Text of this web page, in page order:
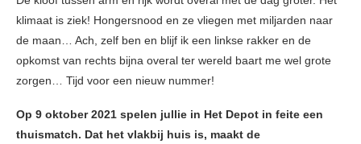
klimaat is ziek! Hongersnood en ze vliegen met miljarden naar
de maan… Ach, zelf ben en blijf ik een linkse rakker en de
opkomst van rechts bijna overal ter wereld baart me wel grote
zorgen… Tijd voor een nieuw nummer!
Op 9 oktober 2021 spelen jullie in Het Depot in feite een
thuismatch. Dat het vlakbij huis is, maakt de